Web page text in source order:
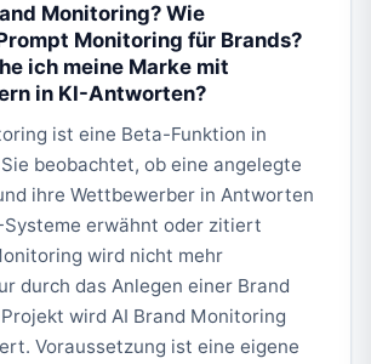
Monitoring? Wie
Monitoring für Brands?
ich meine Marke mit
in KI-Antworten?
ist eine Beta-Funktion in
beobachtet, ob eine angelegte
ihre Wettbewerber in Antworten
erwähnt oder zitiert
wird nicht mehr
durch das Anlegen einer Brand
wird AI Brand Monitoring
Voraussetzung ist eine eigene